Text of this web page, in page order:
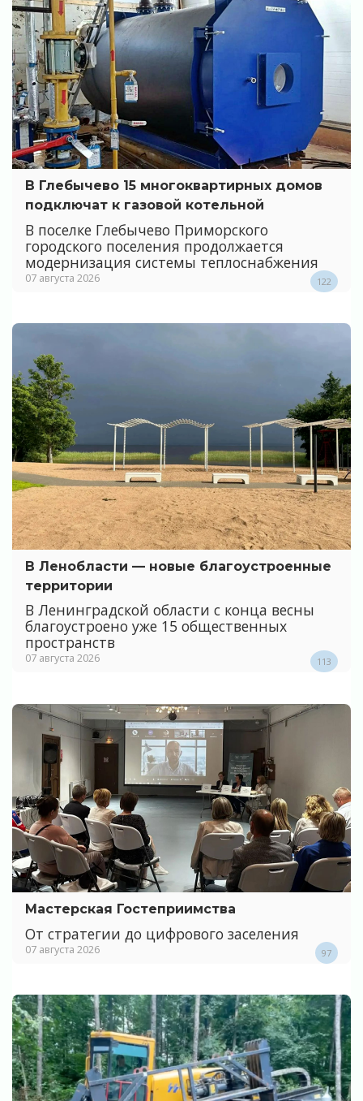
В Глебычево 15 многоквартирных домов
подключат к газовой котельной
В поселке Глебычево Приморского
городского поселения продолжается
модернизация системы теплоснабжения
07 августа 2026 122
В Ленобласти — новые благоустроенные
территории
В Ленинградской области с конца весны
благоустроено уже 15 общественных
пространств
07 августа 2026 113
Мастерская Гостеприимства
От стратегии до цифрового заселения
07 августа 2026 97